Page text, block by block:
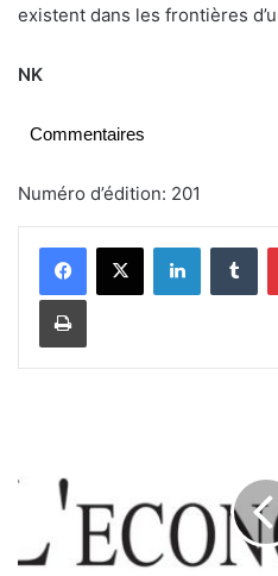
existent dans les frontières
NK
Commentaires
Numéro d’édition: 201
L